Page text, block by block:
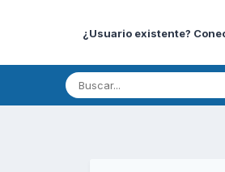
¿Usuario existente?